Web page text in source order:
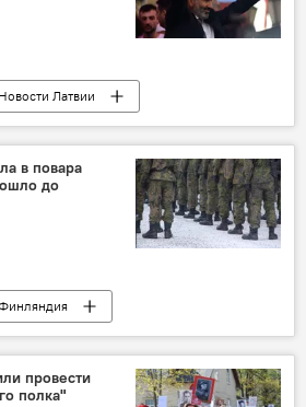
Новости Латвии
в повара
до
провести
полка"